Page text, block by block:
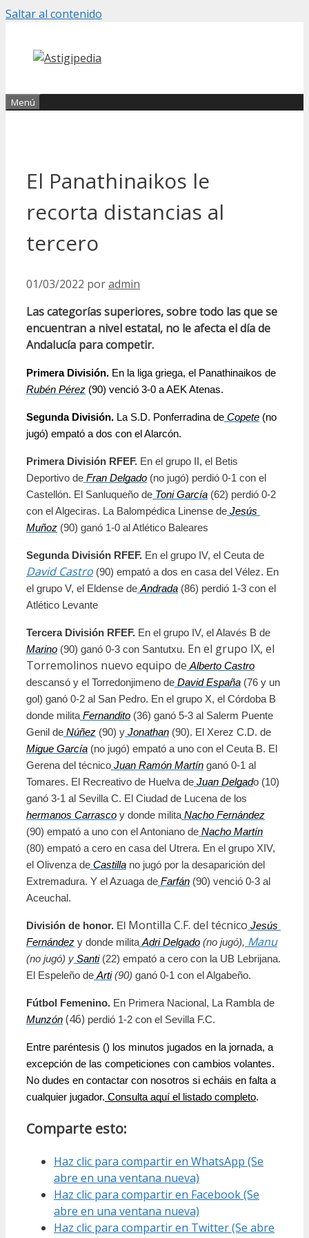
Saltar al contenido
Menú
El Panathinaikos le
recorta distancias al
tercero
01/03/2022 poradmin
Las categorías superiores, sobre todo las que se
encuentran a nivel estatal, no le afecta el día de
Andalucía para competir.
Primera División. En la liga griega, el Panathinaikos de
Rubén Pérez (90) venció 3-0 a AEK Atenas.
Segunda División. La S.D. Ponferradina de Copete (no
jugó) empató a dos con el Alarcón.
Primera División RFEF. En el grupo II, el Betis
Deportivo de Fran Delgado (no jugó) perdió 0-1 con el
Castellón. El Sanluqueño de Toni García (62) perdió 0-2
con el Algeciras. La Balompédica Linense de Jesús
Muñoz (90) ganó 1-0 al Atlético Baleares
Segunda División RFEF. En el grupo IV, el Ceuta de
David Castro (90) empató a dos en casa del Vélez. En
el grupo V, el Eldense de Andrada (86) perdió 1-3 con el
Atlético Levante
Tercera División RFEF. En el grupo IV, el Alavés B de
Marino (90) ganó 0-3 con Santutxu. En el grupo IX, el
Torremolinos nuevo equipo de Alberto Castro
descansó y el Torredonjimeno de David España (76 y un
gol) ganó 0-2 al San Pedro. En el grupo X, el Córdoba B
donde milita Fernandito (36) ganó 5-3 al Salerm Puente
Genil de Núñez (90) y Jonathan (90). El Xerez C.D. de
Migue García (no jugó) empató a uno con el Ceuta B. El
Gerena del técnico Juan Ramón Martín ganó 0-1 al
Tomares. El Recreativo de Huelva de Juan Delgado (10)
ganó 3-1 al Sevilla C. El Ciudad de Lucena de los
hermanos Carrasco y donde milita Nacho Fernández
(90) empató a uno con el Antoniano de Nacho Martín
(80) empató a cero en casa del Utrera. En el grupo XIV,
el Olivenza de Castilla no jugó por la desaparición del
Extremadura. Y el Azuaga de Farfán (90) venció 0-3 al
Aceuchal.
División de honor. El Montilla C.F. del técnico Jesús
Fernández y donde milita Adri Delgado (no jugó), Manu
(no jugó) y Santi (22) empató a cero con la UB Lebrijana.
El Espeleño de Arti (90) ganó 0-1 con el Algabeño.
Fútbol Femenino.
Munzón (46) perdió 1-2 con el Sevilla F.C.
Entre paréntesis () los minutos jugados en la jornada, a
excepción de las competiciones con cambios volantes.
No dudes en contactar con nosotros si echáis en falta a
cualquier jugador. Consulta aquí el listado completo.
Comparte esto:
Haz clic para compartir en WhatsApp (Se
abre en una ventana nueva)
Haz clic para compartir en Facebook (Se
abre en una ventana nueva)
Haz clic para compartir en Twitter (Se abre